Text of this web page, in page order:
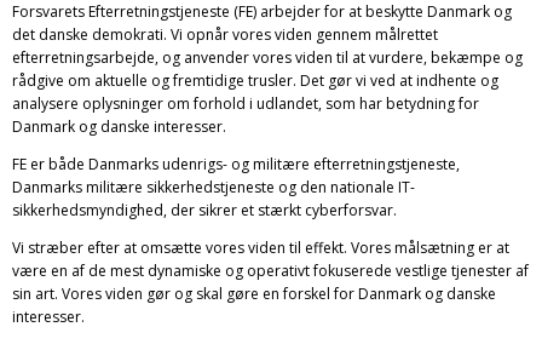
Forsvarets Efterretningstjeneste (FE) arbejder for at beskytte Danmark og
det danske demokrati. Vi opnår vores viden gennem målrettet
efterretningsarbejde, og anvender vores viden til at vurdere, bekæmpe og
rådgive om aktuelle og fremtidige trusler. Det gør vi ved at indhente og
analysere oplysninger om forhold i udlandet, som har betydning for
Danmark og danske interesser.
FE er både Danmarks udenrigs- og militære efterretningstjeneste,
Danmarks militære sikkerhedstjeneste og den nationale IT-
sikkerhedsmyndighed, der sikrer et stærkt cyberforsvar.
Vi stræber efter at omsætte vores viden til effekt. Vores målsætning er at
være en af de mest dynamiske og operativt fokuserede vestlige tjenester af
sin art. Vores viden gør og skal gøre en forskel for Danmark og danske
interesser.